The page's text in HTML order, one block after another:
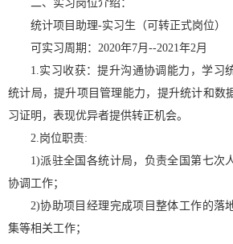
二、实习岗位介绍：
统计项目助理-实习生（可转正式岗位）
可实习周期：2020年7月--2021年2月
1.实习收获：提升沟通协调能力，学习
统计局，提升项目管理能力，提升统计和数
习证明，表现优异者提供转正机会。
2.岗位职责:
1)派驻全国各统计局，负责全国第七次
协调工作；
2)协助项目经理完成项目整体工作的落
集等相关工作；